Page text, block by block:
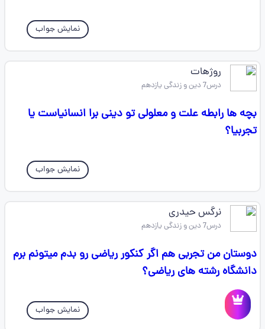
نمایش جواب
روژهات
درس7 دین و زندگی یازدهم
بچه ها رابطه علت و معلولی تو دینی برا انسانیاست یا
تجربیا؟
نمایش جواب
نرگس حیدری
درس7 دین و زندگی یازدهم
دوستان من تجربی هم اگر کنکور ریاضی رو بدم میتونم برم
دانشگاه رشته های ریاضی؟
نمایش جواب